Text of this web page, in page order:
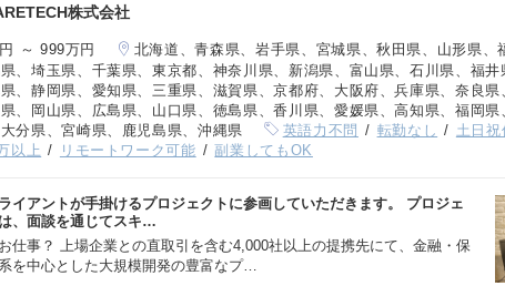
株式会社
～ 999万円
北海道、青森県、岩手県、宮城県、秋田県、山形県、
、埼玉県、千葉県、東京都、神奈川県、新潟県、富山県、石川県、福
、静岡県、愛知県、三重県、滋賀県、京都府、大阪府、兵庫県、奈良県
、岡山県、広島県、山口県、徳島県、香川県、愛媛県、高知県、福岡県
分県、宮崎県、鹿児島県、沖縄県
英語力不問 転勤なし 土日祝
以上
リモートワーク可能 副業してもOK
イアントが手掛けるプロジェクトに参画していただきます。 プロジェ
、面談を通じてスキ…
仕事？ 上場企業との直取引を含む4,000社以上の提携先にて、金融・保
を中心とした大規模開発の豊富なプ…